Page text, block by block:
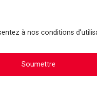
à nos conditions